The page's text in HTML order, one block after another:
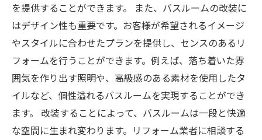
を提供することができます。 また、バスルームの改装に
はデザイン性も重要です。お客様が希望されるイメージ
やスタイルに合わせたプランを提供し、センスのあるリ
フォームを行うことができます。例えば、落ち着いた雰
囲気を作り出す照明や、高級感のある素材を使用したタ
イルなど、個性溢れるバスルームを実現することができ
ます。 改装することによって、バスルームは一段と快適
な空間に生まれ変わります。リフォーム業者に相談する